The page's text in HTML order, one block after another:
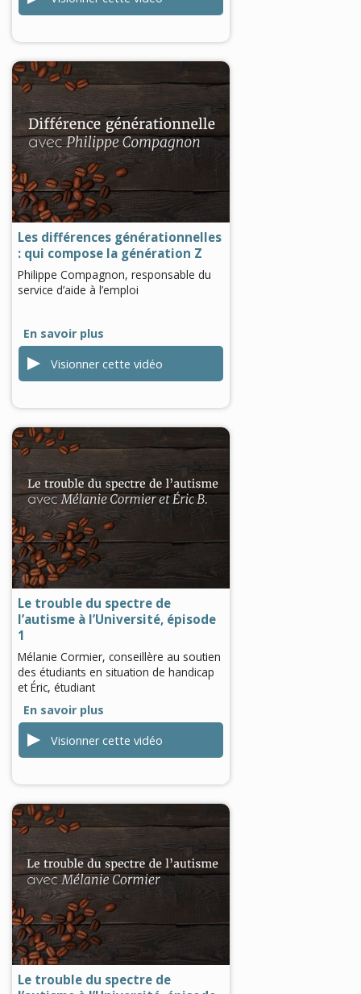
0
seconds
of
0
seconds
Les différences générationnelles
: qui compose la génération Z
Philippe Compagnon, responsable du
service d’aide à l’emploi
En savoir plus
Visionner cette vidéo
0
seconds
of
0
seconds
Le trouble du spectre de
l’autisme à l’Université, épisode
1
Mélanie Cormier, conseillère au soutien
des étudiants en situation de handicap
et Éric, étudiant
En savoir plus
Visionner cette vidéo
0
seconds
of
0
seconds
Le trouble du spectre de